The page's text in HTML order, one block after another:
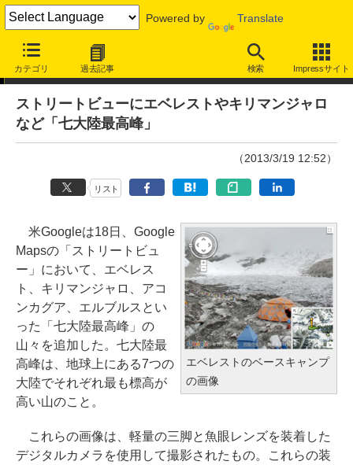
Powered by Translate
カテゴリ 過去記事 検索 Impressサイト
ニュース
ストリートビューにエベレストやキリマンジャロ
など「七大陸最高峰」
（2013/3/19 12:52）
リスト
エベレストのベースキャンプ
の画像
米Googleは18日、Google
Mapsの「ストリートビュ
ー」において、エベレス
ト、キリマンジャロ、アコ
ンカグア、エルブルスとい
った「七大陸最高峰」の
山々を追加した。七大陸最
高峰は、地球上にある7つの
大陸でそれぞれ最も標高が
高い山のこと。
これらの画像は、軽量の三脚と魚眼レンズを装着した
デジタルカメラを使用して撮影されたもの。これらの装